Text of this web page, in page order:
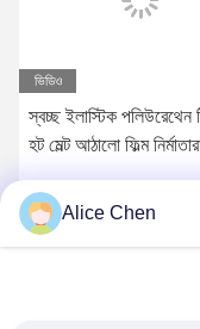
ভিডিও
স্বচ্ছ ইলাস্টিক পলিউরেথেন
হট মেল্ট আঠালো ফিল্ম
Alice Chen